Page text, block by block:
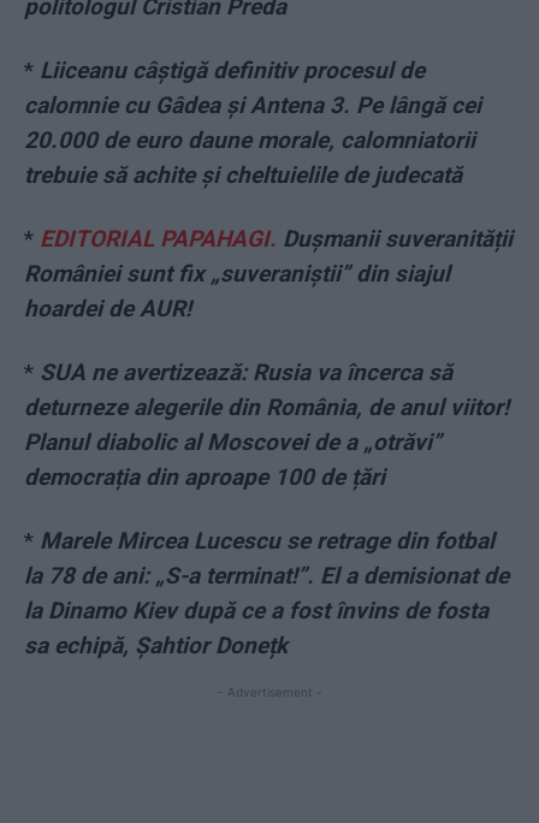
politologul Cristian Preda
* Liiceanu câștigă definitiv procesul de
calomnie cu Gâdea și Antena 3. Pe lângă cei
20.000 de euro daune morale, calomniatorii
trebuie să achite și cheltuielile de judecată
* EDITORIAL PAPAHAGI. Dușmanii suveranității
României sunt fix „suveraniștii” din siajul
hoardei de AUR!
* SUA ne avertizează: Rusia va încerca să
deturneze alegerile din România, de anul viitor!
Planul diabolic al Moscovei de a „otrăvi”
democrația din aproape 100 de țări
* Marele Mircea Lucescu se retrage din fotbal
la 78 de ani: „S-a terminat!”. El a demisionat de
la Dinamo Kiev după ce a fost învins de fosta
sa echipă, Șahtior Donețk
- Advertisement -